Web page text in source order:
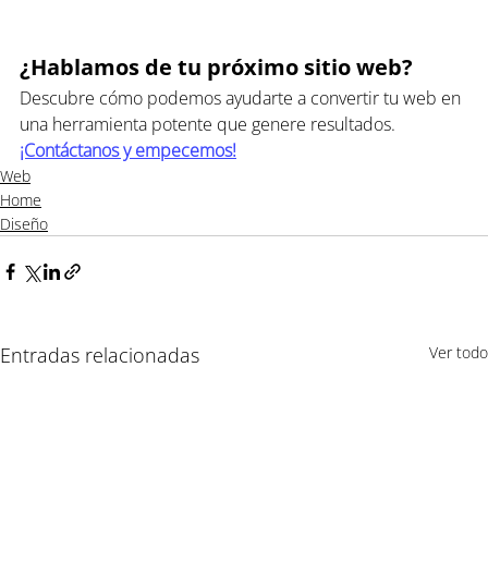
¿Hablamos de tu próximo sitio web?
Descubre cómo podemos ayudarte a convertir tu web en
una herramienta potente que genere resultados.
¡Contáctanos y empecemos!
Web
Home
Diseño
Entradas relacionadas Ver todo